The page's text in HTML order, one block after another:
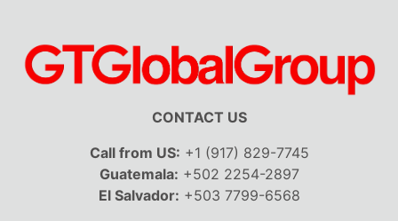
CONTACT US
Call from US: +1 (917) 829-7745
Guatemala: +502 2254-2897
El Salvador: +503 7799-6568